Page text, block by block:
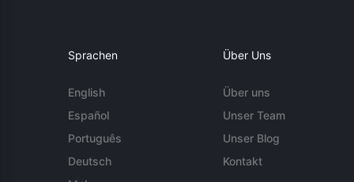
Sprachen
English
Español
Português
Deutsch
Über Uns
Über uns
Unser Team
Unser Blog
Kontakt